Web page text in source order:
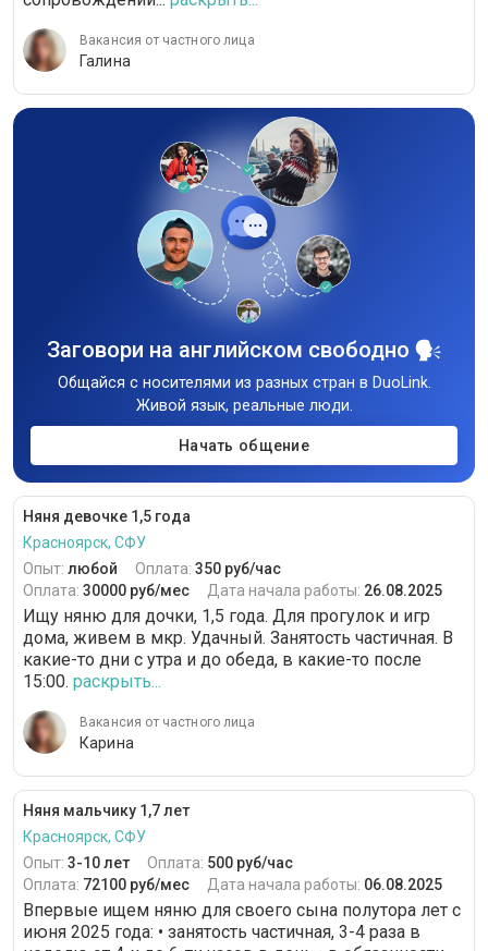
Вакансия от частного лица
Галина
Заговори на английском свободно
Общайся с носителями из разных стран в DuoLink.
Живой язык, реальные люди.
Начать общение
Няня девочке 1,5 года
Красноярск, СФУ
Опыт: любой Оплата: 350 руб/час
Оплата: 30000 руб/мес Дата начала работы: 26.08.2025
Ищу няню для дочки, 1,5 года. Для прогулок и игр
дома, живем в мкр. Удачный. Занятость частичная. В
какие-то дни с утра и до обеда, в какие-то после
15:00. раскрыть...
Вакансия от частного лица
Карина
Няня мальчику 1,7 лет
Красноярск, СФУ
Опыт: 3-10 лет Оплата: 500 руб/час
Оплата: 72100 руб/мес Дата начала работы: 06.08.2025
Впервые ищем няню для своего сына полутора лет с
июня 2025 года: • занятость частичная, 3-4 раза в